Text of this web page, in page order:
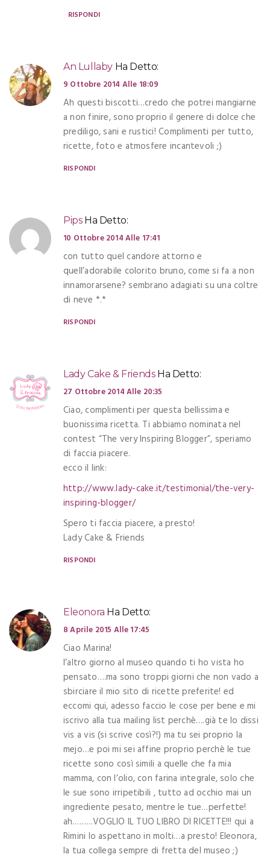
RISPONDI
An Lullaby Ha Detto:
9 Ottobre 2014 Alle 18:09
Ah questi biscotti…credo che potrei mangiarne
a non finire, sono proprio il genere di dolce che
prediligo, sani e rustici! Complimenti per tutto,
ricette, foto e atmosfere incantevoli ;)
RISPONDI
Pips Ha Detto:
10 Ottobre 2014 Alle 17:41
con tutto quel candore attorno e
quell’adorabile colorito bruno, come si fa a non
innamorarsene? sembrano adagiati su una coltre
di neve *.*
RISPONDI
Lady Cake & Friends Ha Detto:
27 Ottobre 2014 Alle 20:35
Ciao, complimenti per questa bellissima e
buonissima ricetta. Ti abbiamo nominata nel
contest “The very Inspiring Blogger”, speriamo
di faccia piacere.
ecco il link:
http://www.lady-cake.it/testimonial/the-very-
inspiring-blogger/
Spero ti faccia piacere, a presto!
Lady Cake & Friends
RISPONDI
Eleonora Ha Detto:
8 Aprile 2015 Alle 17:45
Ciao Marina!
l’altro giorno al museo quando ti ho vista ho
pensato….ma sono troppi giorni che non vado a
sbirciare il mio sito di ricette preferite! ed
eccomi qui, adesso faccio le cose per bene e mi
iscrivo alla tua mailing list perchè….già te lo dissi
vis a vis (si scrive così?!) ma tu sei proprio la
mejo…e poi mi sei affine proprio perchè le tue
ricette sono così simili a quelle che fa mia
mamma, con l’olio, con farina integrale, solo che
le sue sono irripetibili , tutto ad occhio mai un
ingrediente pesato, mentre le tue…perfette!
ah………VOGLIO IL TUO LIBRO DI RICETTE!!! qui a
Rimini lo aspettano in molti…a presto! Eleonora,
la tua collega sempre di fretta del museo ;)